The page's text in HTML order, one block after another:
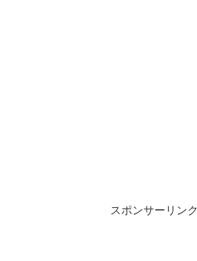
スポンサーリンク